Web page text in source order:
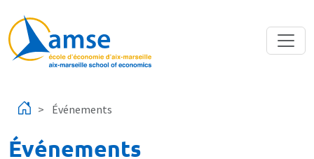
Événements
Événements